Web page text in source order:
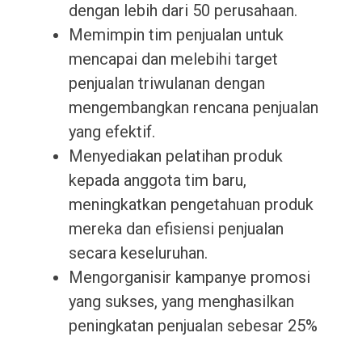
dengan lebih dari 50 perusahaan.
Memimpin tim penjualan untuk
mencapai dan melebihi target
penjualan triwulanan dengan
mengembangkan rencana penjualan
yang efektif.
Menyediakan pelatihan produk
kepada anggota tim baru,
meningkatkan pengetahuan produk
mereka dan efisiensi penjualan
secara keseluruhan.
Mengorganisir kampanye promosi
yang sukses, yang menghasilkan
peningkatan penjualan sebesar 25%